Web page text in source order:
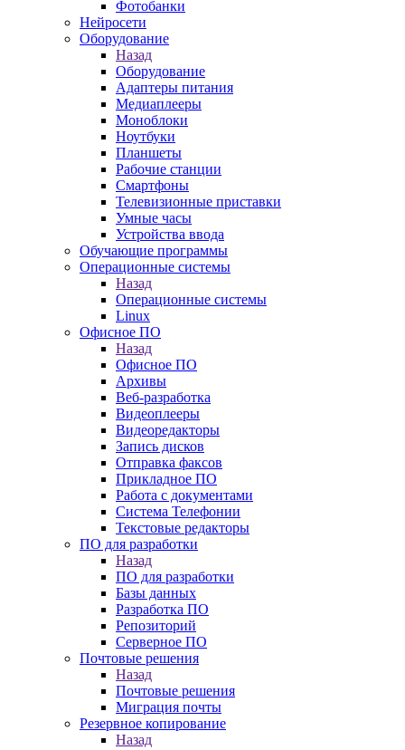
Фотобанки
Нейросети
Оборудование
Назад
Оборудование
Адаптеры питания
Медиаплееры
Моноблоки
Ноутбуки
Планшеты
Рабочие станции
Смартфоны
Телевизионные приставки
Умные часы
Устройства ввода
Обучающие программы
Операционные системы
Назад
Операционные системы
Linux
Офисное ПО
Назад
Офисное ПО
Архивы
Веб-разработка
Видеоплееры
Видеоредакторы
Запись дисков
Отправка факсов
Прикладное ПО
Работа с документами
Система Телефонии
Текстовые редакторы
ПО для разработки
Назад
ПО для разработки
Базы данных
Разработка ПО
Репозиторий
Серверное ПО
Почтовые решения
Назад
Почтовые решения
Миграция почты
Резервное копирование
Назад